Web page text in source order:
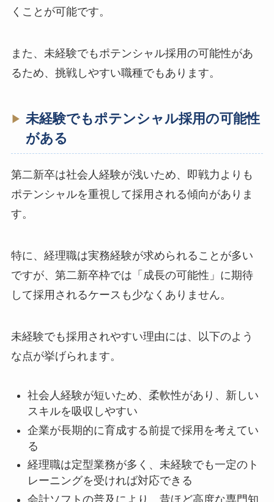
くことが可能です。
また、未経験でもポテンシャル採用の可能性があ
るため、挑戦しやすい職種でもあります。
未経験でもポテンシャル採用の可能性
がある
第二新卒は社会人経験が浅いため、即戦力よりも
ポテンシャルを重視して採用される傾向がありま
す。
特に、経理職は実務経験が求められることが多い
ですが、第二新卒枠では「成長の可能性」に期待
して採用されるケースも少なくありません。
未経験でも採用されやすい理由には、以下のよう
な点が挙げられます。
社会人経験が短いため、柔軟性があり、新しい
スキルを吸収しやすい
企業が長期的に育成する前提で採用を考えてい
る
経理職は定型業務が多く、未経験でも一定のト
レーニングを受ければ対応できる
会計ソフトの普及により、昔ほど高度な専門知